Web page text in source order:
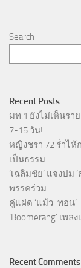
Search
Recent Posts
มท.1 ยังไม่เห็นรา
7-15 วัน!
หญิงชรา 72 ร่ำไห้
เป็นธรรม
‘เฉลิมชัย’ แจงปม
พรรคร่วม
คู่แฝด ‘แม้ว-ทอน’
‘Boomerang’ เพ
Recent Comments